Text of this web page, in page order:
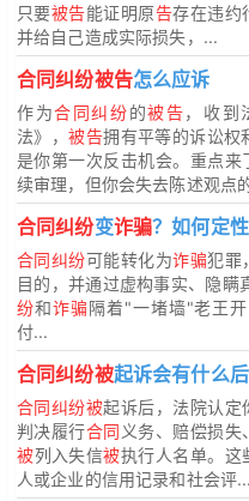
只要被告能证明原告存在违约
并给自己造成实际损失，...
合同纠纷被告怎么应诉
作为合同纠纷的被告，收到
法》，被告拥有平等的诉讼权
是你第一次反击机会。重点
续审理，但你会失去陈述观点
合同纠纷变诈骗？如何定性
合同纠纷可能转化为诈骗犯罪
目的，并通过虚构事实、隐瞒
纷和诈骗隔着"一堵墙"老王
付...
合同纠纷被起诉会有什么
合同纠纷被起诉后，法院认定
判决履行合同 义务、赔偿损
被列入失信被执行人名单。这
人或企业的信用记录和社会评...